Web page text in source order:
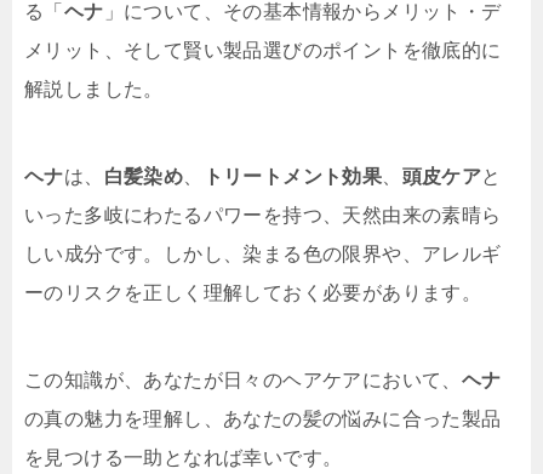
る「 ヘナ 」について、その基本情報からメリット・デ
メリット、そして賢い製品選びのポイントを徹底的に
解説しました。
ヘナは、 白髪染め トリートメント効果 頭皮ケアと
いった多岐にわたるパワーを持つ、天然由来の素晴ら
しい成分です。しかし、染まる色の限界や、アレルギ
ーのリスクを正しく理解しておく必要があります。
この知識が、あなたが日々のヘアケアにおいて、 ヘナ
の真の魅力を理解し、あなたの髪の悩みに合った製品
を見つける一助となれば幸いです。